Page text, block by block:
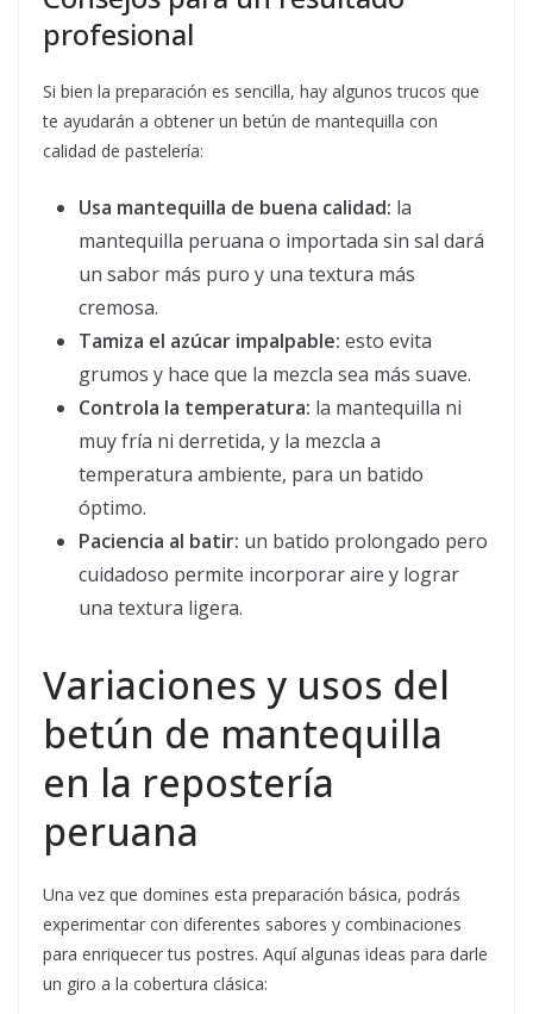
profesional
Si bien la preparación es sencilla, hay algunos trucos que
te ayudarán a obtener un betún de mantequilla con
calidad de pastelería:
Usa mantequilla de buena calidad: la
mantequilla peruana o importada sin sal dará
un sabor más puro y una textura más
cremosa.
Tamiza el azúcar impalpable: esto evita
grumos y hace que la mezcla sea más suave.
Controla la temperatura: la mantequilla ni
muy fría ni derretida, y la mezcla a
temperatura ambiente, para un batido
óptimo.
Paciencia al batir: un batido prolongado pero
cuidadoso permite incorporar aire y lograr
una textura ligera.
Variaciones y usos del
betún de mantequilla
en la repostería
peruana
Una vez que domines esta preparación básica, podrás
experimentar con diferentes sabores y combinaciones
para enriquecer tus postres. Aquí algunas ideas para darle
un giro a la cobertura clásica: